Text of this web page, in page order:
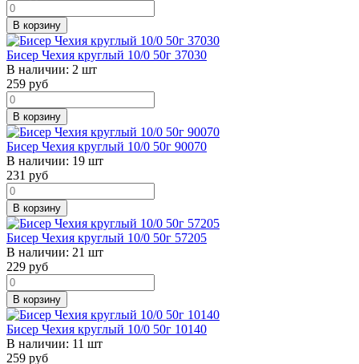
В корзину
Бисер Чехия круглый 10/0 50г 37030
В наличии: 2 шт
259 руб
В корзину
Бисер Чехия круглый 10/0 50г 90070
В наличии: 19 шт
231 руб
В корзину
Бисер Чехия круглый 10/0 50г 57205
В наличии: 21 шт
229 руб
В корзину
Бисер Чехия круглый 10/0 50г 10140
В наличии: 11 шт
259 руб